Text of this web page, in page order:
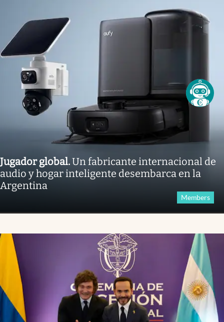
Jugador global.Un fabricante internacional de
audio y hogar inteligente desembarca en la
Argentina
Members